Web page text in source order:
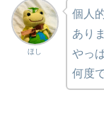
ほし
個人
あり
やっ
何度